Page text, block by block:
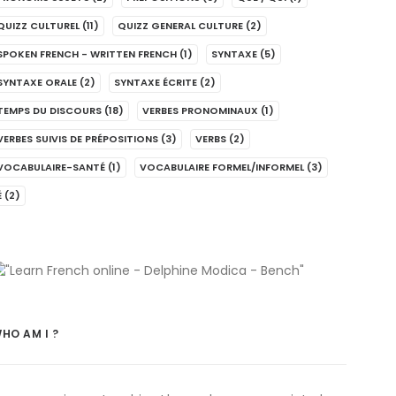
CULTUREL (11) QUIZZ GENERAL CULTURE (2)
FRENCH - WRITTEN FRENCH (1) SYNTAXE (5)
ORALE (2) SYNTAXE ÉCRITE (2)
DU DISCOURS (18) VERBES PRONOMINAUX (1)
SUIVIS DE PRÉPOSITIONS (3) VERBS (2)
SANTÉ (1) VOCABULAIRE FORMEL/INFORMEL (3)
(2)
AM I ?